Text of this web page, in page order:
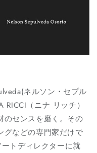
ネルソン・セプル
（ニナ リッチ）
のセンスを磨く。その
グなどの専門家だけで
トディレクターに就